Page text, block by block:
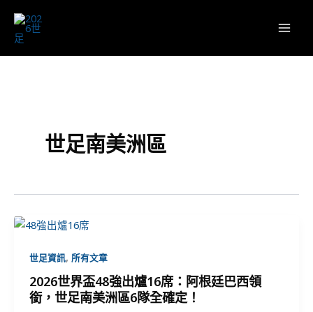
要
世足南美洲區
世足資訊, 所有文章
2026世界盃48強出爐16席：阿根廷巴西領
銜，世足南美洲區6隊全確定！